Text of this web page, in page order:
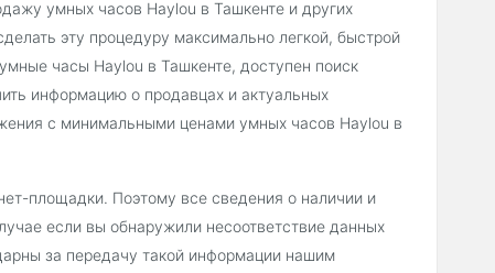
умных часов Haylou в Ташкенте и других
эту процедуру максимально легкой, быстрой
часы Haylou в Ташкенте, доступен поиск
информацию о продавцах и актуальных
с минимальными ценами умных часов Haylou в
площадки. Поэтому все сведения о наличии и
если вы обнаружили несоответствие данных
за передачу такой информации нашим